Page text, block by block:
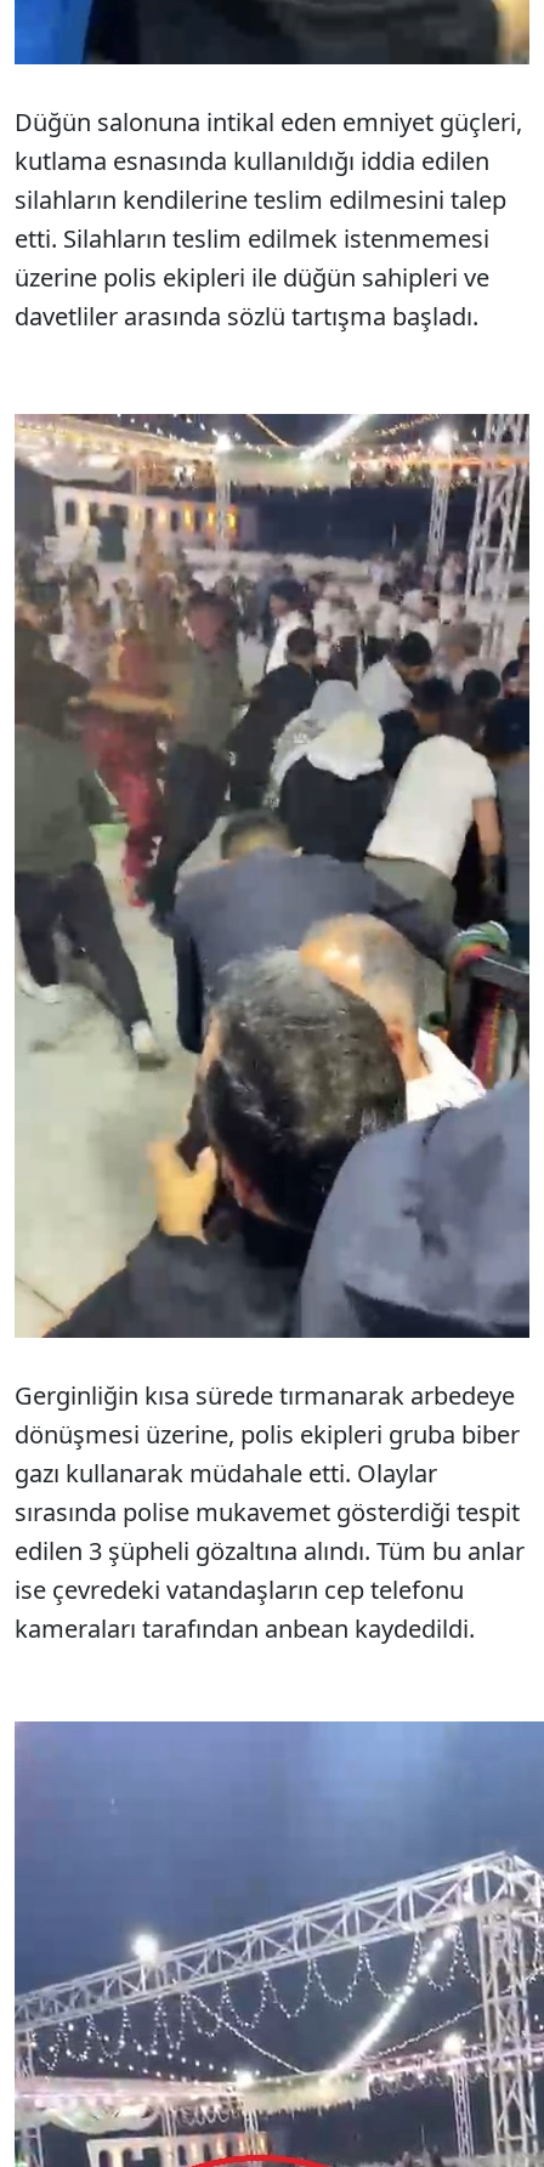
Düğün salonuna intikal eden emniyet güçleri,
kutlama esnasında kullanıldığı iddia edilen
silahların kendilerine teslim edilmesini talep
etti. Silahların teslim edilmek istenmemesi
üzerine polis ekipleri ile düğün sahipleri ve
davetliler arasında sözlü tartışma başladı.
Gerginliğin kısa sürede tırmanarak arbedeye
dönüşmesi üzerine, polis ekipleri gruba biber
gazı kullanarak müdahale etti. Olaylar
sırasında polise mukavemet gösterdiği tespit
edilen 3 şüpheli gözaltına alındı. Tüm bu anlar
ise çevredeki vatandaşların cep telefonu
kameraları tarafından anbean kaydedildi.